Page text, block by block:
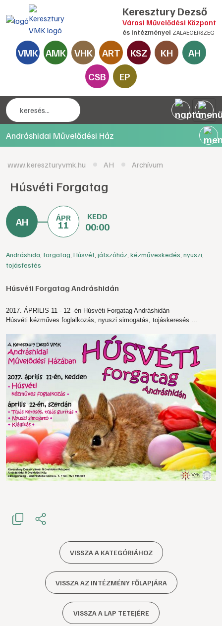
Keresztury Dezső
Városi Művelődési Központ
és intézményei ZALAEGERSZEG
VMK AMK VHK ART KSZ KH
AH
CSB
EP
Andráshidai Művelődési Ház
www.kereszturyvmk.hu AH Archívum
Húsvéti Forgatag
ÁPR
11
KEDD
00:00
Andráshida forgatag Húsvét játszóház kézműveskedés nyuszi
tojásfestés
Húsvéti Forgatag Andráshidán
2017. ÁPRILIS 11 - 12 -én Húsvéti Forgatag Andráshidán
Húsvéti kézműves foglalkozás, nyuszi simogatás, tojáskeresés ...
VISSZA A KATEGÓRIÁHOZ
VISSZA AZ INTÉZMÉNY FŐLAPJÁRA
VISSZA A LAP TETEJÉRE